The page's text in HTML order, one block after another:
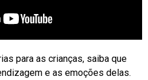
para as crianças, saiba que
e as emoções delas.